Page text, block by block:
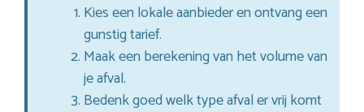
Kies een lokale aanbieder en ontvang een
gunstig tarief.
Maak een berekening van het volume van
je afval.
Bedenk goed welk type afval er vrij komt